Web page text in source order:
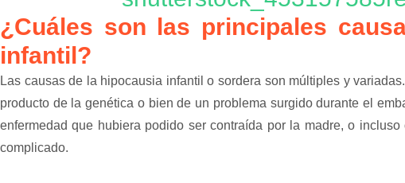
¿Cuáles son las principales
infantil?
Las causas de la hipocausia infantil o sordera son múltiples y
producto de la genética o bien de un problema surgido durante el
enfermedad que hubiera podido ser contraída por la madre, o
complicado.